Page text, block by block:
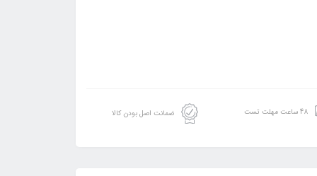
48 ساعت مهلت تست ضمانت اصل بودن کالا